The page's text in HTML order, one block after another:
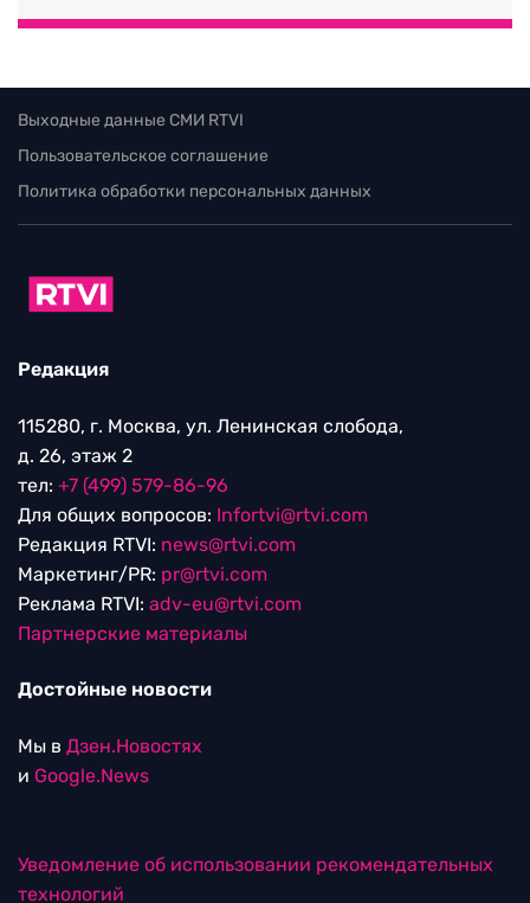
Выходные данные СМИ RTVI
Пользовательское соглашение
Политика обработки персональных данных
Редакция
115280, г. Москва, ул. Ленинская слобода,
д. 26, этаж 2
тел: +7 (499) 579-86-96
Для общих вопросов: Infortvi@rtvi.com
Редакция RTVI: news@rtvi.com
Маркетинг/PR: pr@rtvi.com
Реклама RTVI: adv-eu@rtvi.com
Партнерские материалы
Достойные новости
Мы в Дзен.Новостях
и Google.News
Уведомление об использовании рекомендательных
технологий